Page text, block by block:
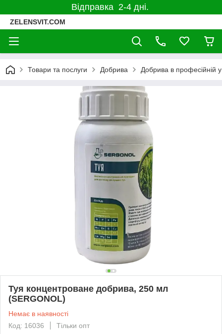
Відправка 2-4 дні.
ZELENSVIT.COM
Товари та послуги Добрива Добрива в професійній
Туя концентроване добрива, 250 мл
(SERGONOL)
Немає в наявності
Код: 16036
Тільки опт